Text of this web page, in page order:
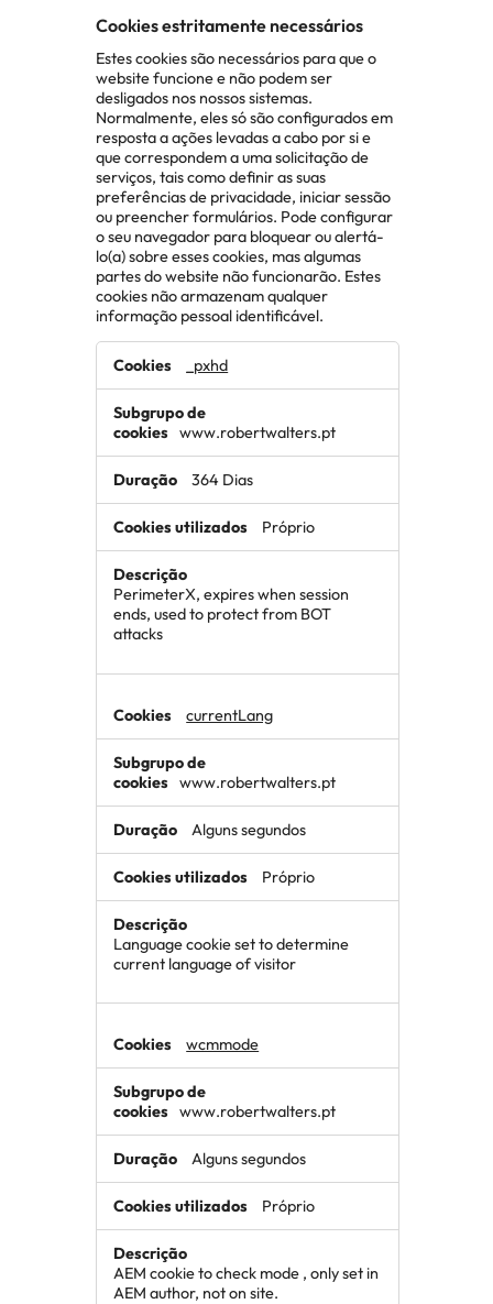
Cookies estritamente necessários
Estes cookies são necessários para que o
website funcione e não podem ser
desligados nos nossos sistemas.
Normalmente, eles só são configurados em
resposta a ações levadas a cabo por si e
que correspondem a uma solicitação de
serviços, tais como definir as suas
preferências de privacidade, iniciar sessão
ou preencher formulários. Pode configurar
o seu navegador para bloquear ou alertá-
lo(a) sobre esses cookies, mas algumas
partes do website não funcionarão. Estes
cookies não armazenam qualquer
informação pessoal identificável.
estritamente
necessários
_pxhd
www.robertwalters.pt
364 Dias
Próprio
PerimeterX, expires when session
ends, used to protect from BOT
attacks
currentLang
www.robertwalters.pt
Alguns segundos
Próprio
Language cookie set to determine
current language of visitor
wcmmode
www.robertwalters.pt
Alguns segundos
Próprio
AEM cookie to check mode , only set in
AEM author, not on site.